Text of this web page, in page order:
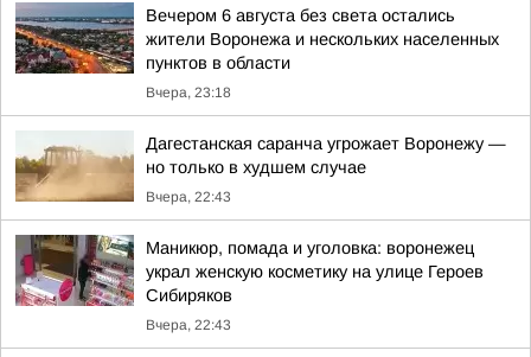
Вечером 6 августа без света остались
жители Воронежа и нескольких населенных
пунктов в области
Вчера, 23:18
Дагестанская саранча угрожает Воронежу —
но только в худшем случае
Вчера, 22:43
Маникюр, помада и уголовка: воронежец
украл женскую косметику на улице Героев
Сибиряков
Вчера, 22:43